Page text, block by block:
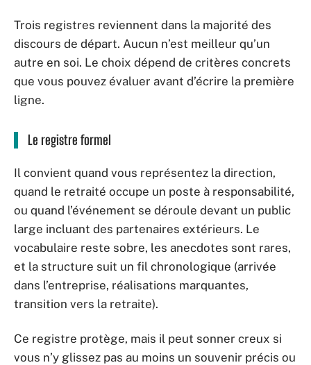
Trois registres reviennent dans la majorité des
discours de départ. Aucun n’est meilleur qu’un
autre en soi. Le choix dépend de critères concrets
que vous pouvez évaluer avant d’écrire la première
ligne.
Le registre formel
Il convient quand vous représentez la direction,
quand le retraité occupe un poste à responsabilité,
ou quand l’événement se déroule devant un public
large incluant des partenaires extérieurs. Le
vocabulaire reste sobre, les anecdotes sont rares,
et la structure suit un fil chronologique (arrivée
dans l’entreprise, réalisations marquantes,
transition vers la retraite).
Ce registre protège, mais il peut sonner creux si
vous n’y glissez pas au moins un souvenir précis ou